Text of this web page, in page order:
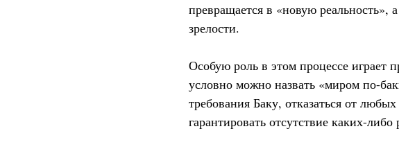
превращается в «новую реальность»,
зрелости.
Особую роль в этом процессе играет
условно можно назвать «миром по-
требования Баку, отказаться от
гарантировать отсутствие каких-